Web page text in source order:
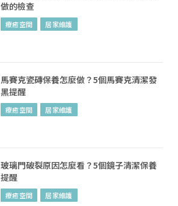
做的檢查
療癒空間 居家維護
馬賽克瓷磚保養怎麼做？5個馬賽克清潔發
黑提醒
療癒空間 居家維護
玻璃門破裂原因怎麼看？5個鏡子清潔保養
提醒
療癒空間 居家維護